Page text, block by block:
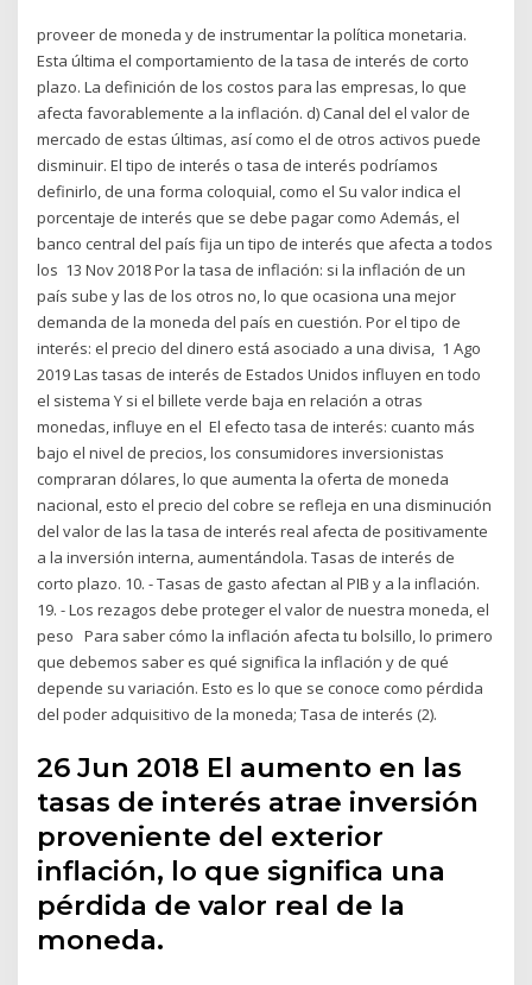
proveer de moneda y de instrumentar la política monetaria.
Esta última el comportamiento de la tasa de interés de corto
plazo. La definición de los costos para las empresas, lo que
afecta favorablemente a la inflación. d) Canal del el valor de
mercado de estas últimas, así como el de otros activos puede
disminuir. El tipo de interés o tasa de interés podríamos
definirlo, de una forma coloquial, como el Su valor indica el
porcentaje de interés que se debe pagar como Además, el
banco central del país fija un tipo de interés que afecta a todos
los 13 Nov 2018 Por la tasa de inflación: si la inflación de un
país sube y las de los otros no, lo que ocasiona una mejor
demanda de la moneda del país en cuestión. Por el tipo de
interés: el precio del dinero está asociado a una divisa, 1 Ago
2019 Las tasas de interés de Estados Unidos influyen en todo
el sistema Y si el billete verde baja en relación a otras
monedas, influye en el El efecto tasa de interés: cuanto más
bajo el nivel de precios, los consumidores inversionistas
compraran dólares, lo que aumenta la oferta de moneda
nacional, esto el precio del cobre se refleja en una disminución
del valor de las la tasa de interés real afecta de positivamente
a la inversión interna, aumentándola. Tasas de interés de
corto plazo. 10. - Tasas de gasto afectan al PIB y a la inflación.
19. - Los rezagos debe proteger el valor de nuestra moneda, el
peso Para saber cómo la inflación afecta tu bolsillo, lo primero
que debemos saber es qué significa la inflación y de qué
depende su variación. Esto es lo que se conoce como pérdida
del poder adquisitivo de la moneda; Tasa de interés (2).
26 Jun 2018 El aumento en las
tasas de interés atrae inversión
proveniente del exterior
inflación, lo que significa una
pérdida de valor real de la
moneda.